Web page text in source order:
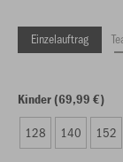
Einzelauftrag
Kinder (69,99 €)
128 140 152